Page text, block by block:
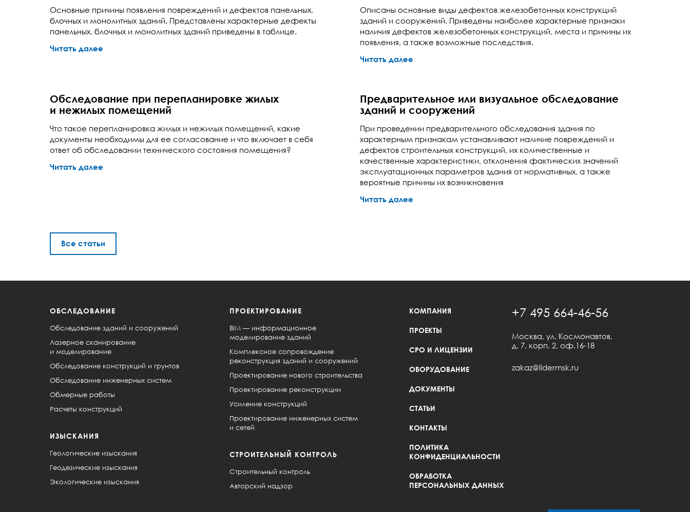
Основные причины появления повреждений и дефектов панельных,
блочных и монолитных зданий. Представлены характерные дефекты
панельных, блочных и монолитных зданий приведены в таблице.
Читать далее
Описаны основные виды дефектов железобетонных конструкций
зданий и сооружений. Приведены наиболее характерные признаки
наличия дефектов железобетонных конструкций, места и причины их
появления, а также возможные последствия.
Читать далее
Обследование при перепланировке жилых
и нежилых помещений
Что такое перепланировка жилых и нежилых помещений, какие
документы необходимы для ее согласование и что включает в себя
ответ об обследовании технического состояния помещения?
Читать далее
Предварительное или визуальное обследование
зданий и сооружений
При проведении предварительного обследования здания по
характерным признакам устанавливают наличие повреждений и
дефектов строительных конструкций, их количественные и
качественные характеристики, отклонения фактических значений
эксплуатационных параметров здания от нормативных, а также
вероятные причины их возникновения
Читать далее
Все статьи
ОБСЛЕДОВАНИЕ
Обследование зданий и сооружений
Лазерное сканирование
и моделирование
Обследование конструкций и грунтов
Обследование инженерных систем
Обмерные работы
Расчеты конструкций
ИЗЫСКАНИЯ
Геологические изыскания
Геодезические изыскания
Экологические изыскания
ПРОЕКТИРОВАНИЕ
BIM — информационное
моделирование зданий
Комплексное сопровождение
реконструкция зданий и сооружений
Проектирование нового строительства
Проектирование реконструкции
Усиление конструкций
Проектирование инженерных систем
и сетей
СТРОИТЕЛЬНЫЙ КОНТРОЛЬ
Строительный контроль
Авторский надзор
КОМПАНИЯ
ПРОЕКТЫ
СРО И ЛИЦЕНЗИИ
ОБОРУДОВАНИЕ
ДОКУМЕНТЫ
СТАТЬИ
КОНТАКТЫ
ПОЛИТИКА
КОНФИДЕНЦИАЛЬНОСТИ
ОБРАБОТКА
ПЕРСОНАЛЬНЫХ ДАННЫХ
+7 495 664-46-56
Москва, ул. Космонавтов,
д. 7, корп. 2, оф.16-18
zakaz@lidermsk.ru